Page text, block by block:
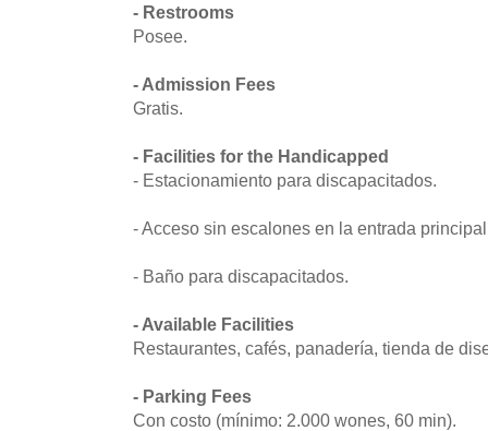
- Restrooms
Posee.
- Admission Fees
Gratis.
- Facilities for the Handicapped
- Estacionamiento para discapacitados.
- Acceso sin escalones en la entrada
- Baño para discapacitados.
- Available Facilities
Restaurantes, cafés, panadería, tienda de
- Parking Fees
Con costo (mínimo: 2.000 wones, 60 min).